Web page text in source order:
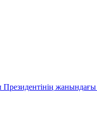
Президентінің